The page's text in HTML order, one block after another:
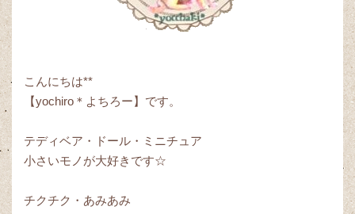
こんにちは**
【yochiro＊よちろー】です。
テディベア・ドール・ミニチュア
小さいモノが大好きです☆
チクチク・あみあみ